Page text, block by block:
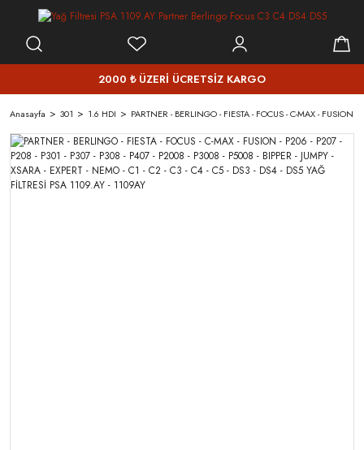
2000 ₺ ÜZERİ ÜCRETSİZ KARGO
Anasayfa 301 1.6 HDI PARTNER - BERLINGO - FIESTA - FOCUS - C-MAX - FUSION